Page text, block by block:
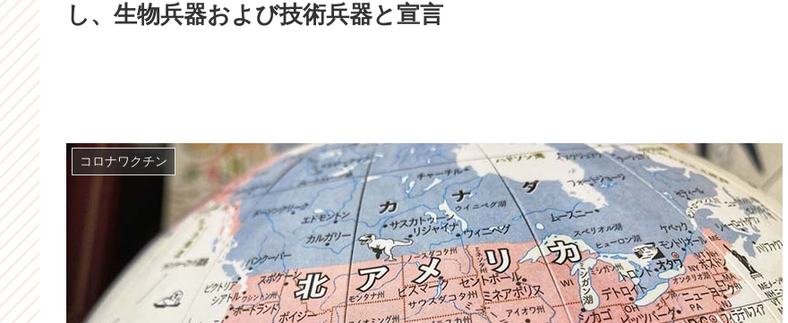
し、生物兵器および技術兵器と宣言
コロナワクチン